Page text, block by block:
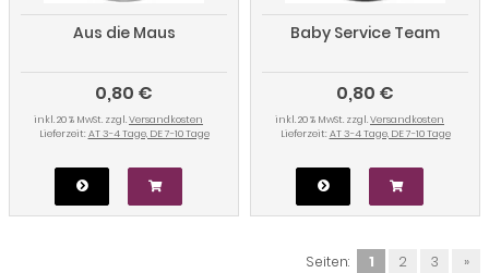
Aus die Maus
0,80 €
inkl. 20 % MwSt. zzgl.Versandkosten
Lieferzeit: AT 3-4 Tage, DE 7-10 Tage
Baby Service Team
0,80 €
inkl. 20 % MwSt. zzgl.Versandkosten
Lieferzeit: AT 3-4 Tage, DE 7-10 Tage
Seiten: 1 2 3 »